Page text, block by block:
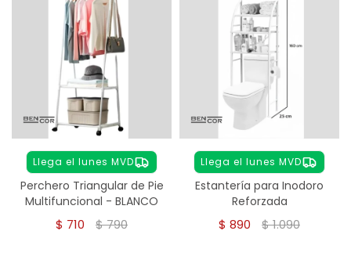
Llega el lunes MVD
Perchero Triangular de Pie
Multifuncional - BLANCO
$ 710 $790
Llega el lunes MVD
Estantería para Inodoro
Reforzada
$ 890 $1.090